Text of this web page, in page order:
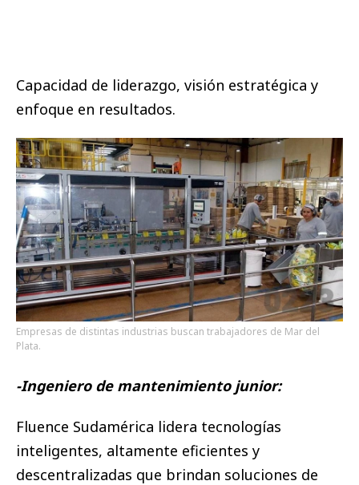
Capacidad de liderazgo, visión estratégica y
enfoque en resultados.
Empresas de distintas industrias buscan trabajadores de Mar del
Plata.
-Ingeniero de mantenimiento junior:
Fluence Sudamérica lidera tecnologías
inteligentes, altamente eficientes y
descentralizadas que brindan soluciones de